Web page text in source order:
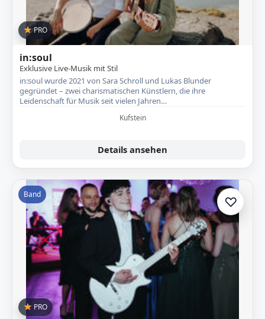
PRO
in:soul
Exklusive Live-Musik mit Stil
in:soul wurde 2021 von Sara Schroll und Lukas Blunder
gegründet – zwei charismatischen Künstlern, die ihre
Leidenschaft für Musik seit vielen Jahren…
Kufstein
Details ansehen
Band
PRO
♡Zur